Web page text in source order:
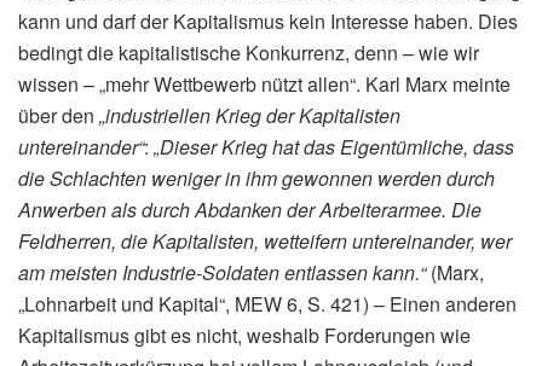
kann und darf der Kapitalismus kein Interesse haben. Dies
bedingt die kapitalistische Konkurrenz, denn – wie wir
wissen – „mehr Wettbewerb nützt allen“. Karl Marx meinte
über den „industriellen Krieg der Kapitalisten
untereinander“: „Dieser Krieg hat das Eigentümliche, dass
die Schlachten weniger in ihm gewonnen werden durch
Anwerben als durch Abdanken der Arbeiterarmee. Die
Feldherren, die Kapitalisten, wetteifern untereinander, wer
am meisten Industrie-Soldaten entlassen kann.“(Marx,
„Lohnarbeit und Kapital“, MEW 6, S. 421) – Einen anderen
Kapitalismus gibt es nicht, weshalb Forderungen wie